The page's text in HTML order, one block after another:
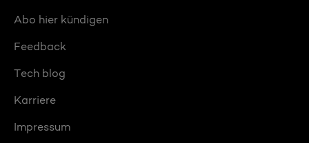
Abo hier kündigen
Feedback
Tech blog
Karriere
Impressum